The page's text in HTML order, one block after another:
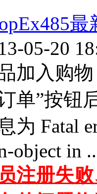
05-20
加入购
单”按钮
为 Fatal
object in
注册失